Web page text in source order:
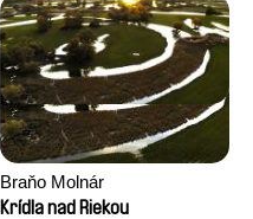
Braňo Molnár
Krídla nad Riekou